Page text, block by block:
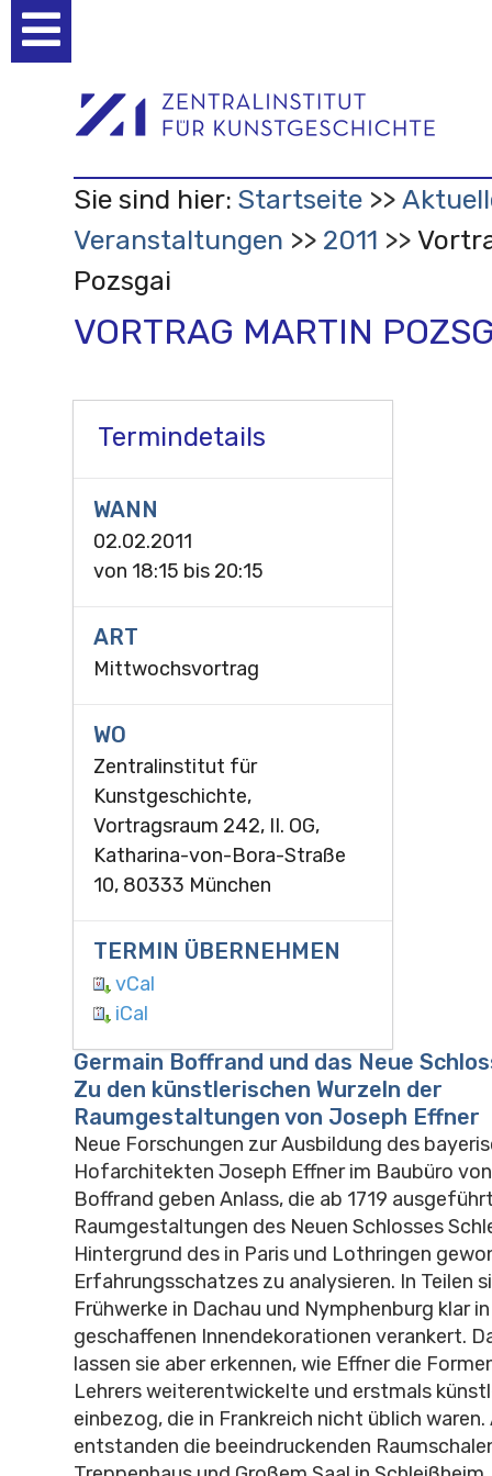
Werkzeuge
Sie sind hier: Startseite
Veranstaltungen
2011
Pozsgai
VORTRAG MARTIN
Termindetails
WANN
02.02.2011
von 18:15 bis 20:15
ART
Mittwochsvortrag
WO
Zentralinstitut für
Kunstgeschichte,
Vortragsraum 242, II. OG,
Katharina-von-Bora-Straße
10, 80333 München
TERMIN ÜBERNEHMEN
vCal
iCal
Germain Boffrand und das Neue
Zu den künstlerischen Wurzeln der
Raumgestaltungen von Joseph Effner
Neue Forschungen zur Ausbildung des
Hofarchitekten Joseph Effner im Baubüro
Boffrand geben Anlass, die ab 1719
Raumgestaltungen des Neuen Schlosses
Hintergrund des in Paris und Lothringen
Erfahrungsschatzes zu analysieren. In Teilen
Frühwerke in Dachau und Nymphenburg klar
geschaffenen Innendekorationen verankert.
lassen sie aber erkennen, wie Effner die
Lehrers weiterentwickelte und erstmals
einbezog, die in Frankreich nicht üblich waren.
entstanden die beeindruckenden